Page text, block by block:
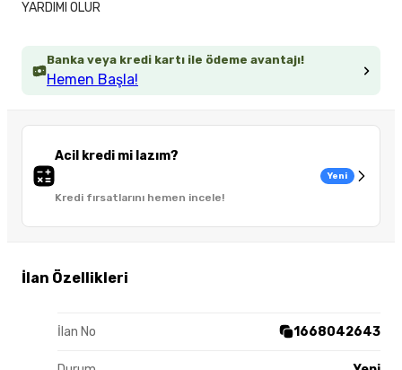
Banka veya kredi kartı ile ödeme avantajı!
Hemen Başla!
Acil kredi mi lazım?
Kredi fırsatlarını hemen incele!
Yeni
İlan Özellikleri
İlan No 1668042643
YARDIMI OLUR